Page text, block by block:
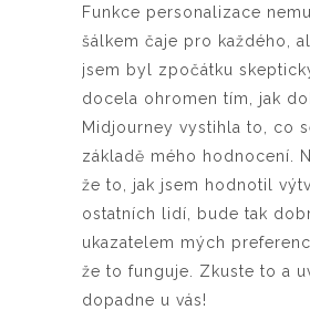
Funkce personalizace
šálkem čaje pro každého,
jsem byl zpočátku
docela ohromen tím, jak
Midjourney vystihla to, co
základě mého hodnocení.
že to, jak jsem hodnotil
ostatních lidí, bude tak
ukazatelem mých
že to funguje. Zkuste to a
dopadne u vás!